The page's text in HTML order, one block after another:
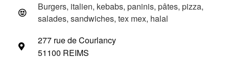
Burgers, italien, kebabs, paninis, pâtes, pizza,
salades, sandwiches, tex mex, halal
277 rue de Courlancy
51100 REIMS